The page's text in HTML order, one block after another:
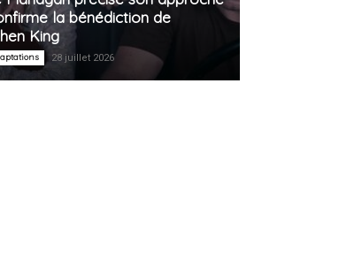
la bénédiction de
King
28 juillet 2026